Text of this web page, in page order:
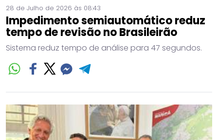
28 de Julho de 2026 às 08:43
Impedimento semiautomático reduz
tempo de revisão no Brasileirão
Sistema reduz tempo de análise para 47 segundos.